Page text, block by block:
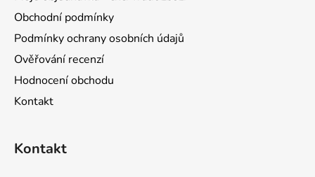
Obchodní podmínky
Podmínky ochrany osobních údajů
Ověřování recenzí
Hodnocení obchodu
Kontakt
Kontakt